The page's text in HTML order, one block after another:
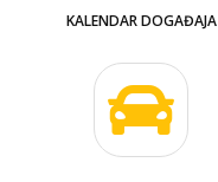
KALENDAR DOGAĐAJA